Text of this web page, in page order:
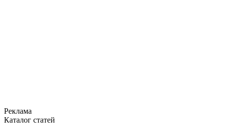
Реклама
Каталог статей